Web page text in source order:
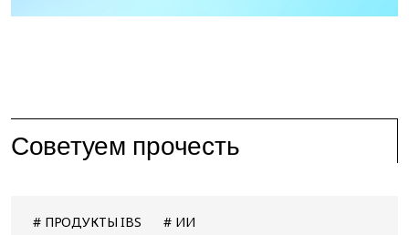
Советуем прочесть
ПРОДУКТЫ IBS ИИ